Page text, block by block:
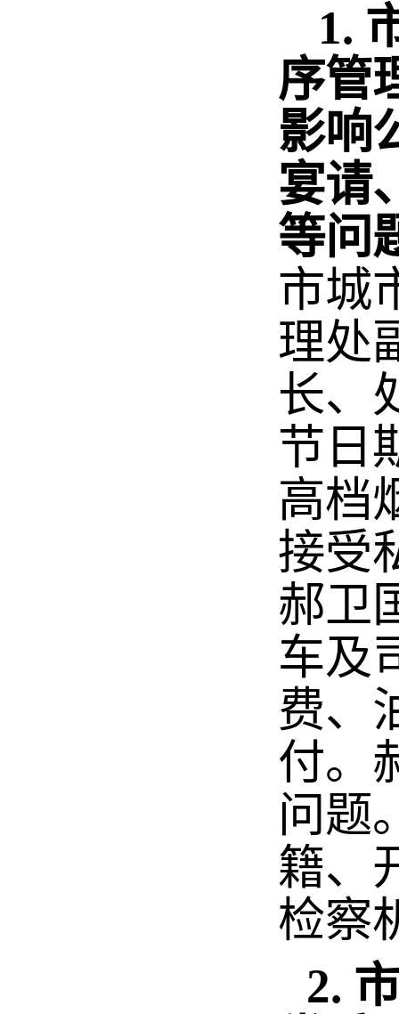
1.
序管
影响
宴请
等问
市城
理处
长、
节日
高档
接受
郝卫
车及
费、
付。
问题
籍、
检察
2.